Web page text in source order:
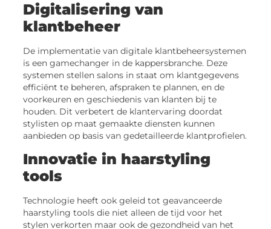
Digitalisering van
klantbeheer
De implementatie van digitale klantbeheersystemen
is een gamechanger in de kappersbranche. Deze
systemen stellen salons in staat om klantgegevens
efficiënt te beheren, afspraken te plannen, en de
voorkeuren en geschiedenis van klanten bij te
houden. Dit verbetert de klantervaring doordat
stylisten op maat gemaakte diensten kunnen
aanbieden op basis van gedetailleerde klantprofielen.
Innovatie in haarstyling
tools
Technologie heeft ook geleid tot geavanceerde
haarstyling tools die niet alleen de tijd voor het
stylen verkorten maar ook de gezondheid van het